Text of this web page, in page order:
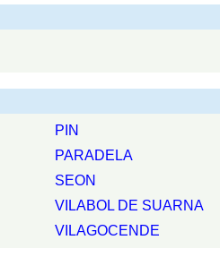
PIN
PARADELA
SEON
VILABOL DE SUARNA
VILAGOCENDE